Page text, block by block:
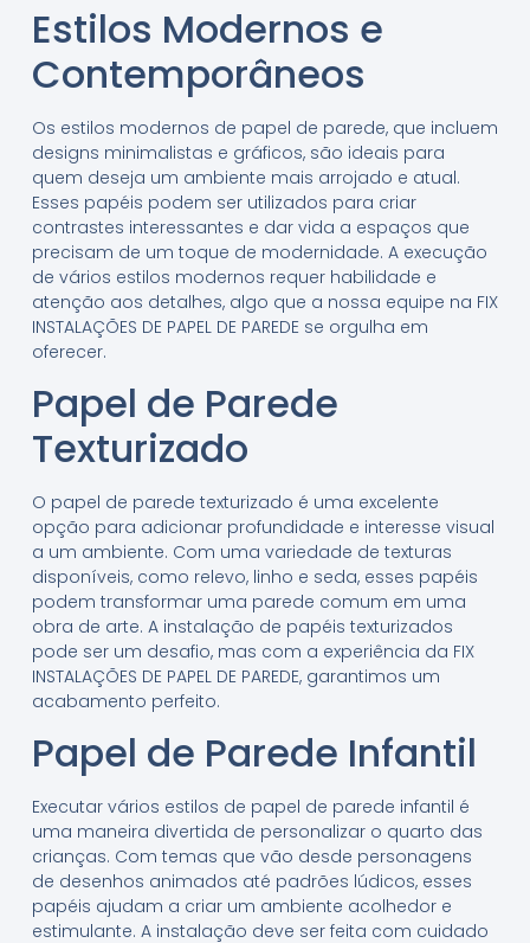
Estilos Modernos e
Contemporâneos
Os estilos modernos de papel de parede, que incluem
designs minimalistas e gráficos, são ideais para
quem deseja um ambiente mais arrojado e atual.
Esses papéis podem ser utilizados para criar
contrastes interessantes e dar vida a espaços que
precisam de um toque de modernidade. A execução
de vários estilos modernos requer habilidade e
atenção aos detalhes, algo que a nossa equipe na FIX
INSTALAÇÕES DE PAPEL DE PAREDE se orgulha em
oferecer.
Papel de Parede
Texturizado
O papel de parede texturizado é uma excelente
opção para adicionar profundidade e interesse visual
a um ambiente. Com uma variedade de texturas
disponíveis, como relevo, linho e seda, esses papéis
podem transformar uma parede comum em uma
obra de arte. A instalação de papéis texturizados
pode ser um desafio, mas com a experiência da FIX
INSTALAÇÕES DE PAPEL DE PAREDE, garantimos um
acabamento perfeito.
Papel de Parede Infantil
Executar vários estilos de papel de parede infantil é
uma maneira divertida de personalizar o quarto das
crianças. Com temas que vão desde personagens
de desenhos animados até padrões lúdicos, esses
papéis ajudam a criar um ambiente acolhedor e
estimulante. A instalação deve ser feita com cuidado